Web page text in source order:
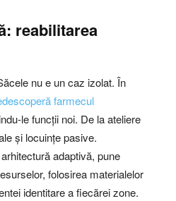
reabilitarea
nu e un caz izolat. În
farmecul
le funcții noi. De la ateliere
și locuințe pasive.
adaptivă, pune
folosirea materialelor
identitare a fiecărei zone.